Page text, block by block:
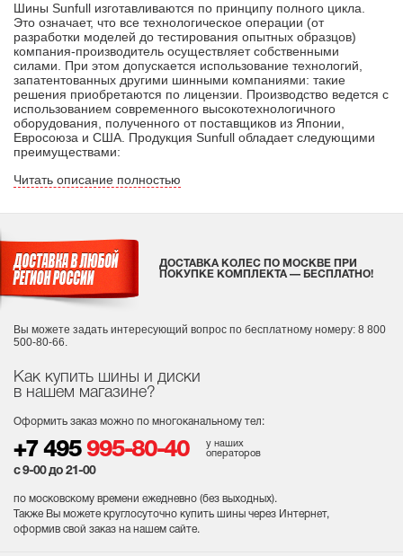
Шины Sunfull изготавливаются по принципу полного цикла.
Это означает, что все технологическое операции (от
разработки моделей до тестирования опытных образцов)
компания-производитель осуществляет собственными
силами. При этом допускается использование технологий,
запатентованных другими шинными компаниями: такие
решения приобретаются по лицензии. Производство ведется с
использованием современного высокотехнологичного
оборудования, полученного от поставщиков из Японии,
Евросоюза и США. Продукция Sunfull обладает следующими
преимуществами:
Читать описание полностью
Как купить шины и диски
в нашем магазине?
Оформить заказ можно по многоканальному тел:
+7 495 995-80-40
у наших
операторов
с 9-00 до 21-00
по московскому времени ежедневно (без выходных).
Также Вы можете круглосуточно купить шины через Интернет,
оформив свой заказ на нашем сайте.
ДОСТАВКА КОЛЕС ПО МОСКВЕ ПРИ
ПОКУПКЕ КОМПЛЕКТА — БЕСПЛАТНО!
Вы можете задать интересующий вопрос по бесплатному номеру: 8 800
500-80-66.